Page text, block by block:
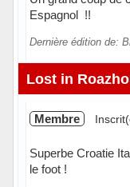
Espagnol !!
Dernière édition de:
Lost in
Membre
Superbe Croatie
le foot !